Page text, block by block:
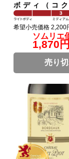
ボディ（コク
希望小売価格 2,200
ソムリエ
1,870円
売り